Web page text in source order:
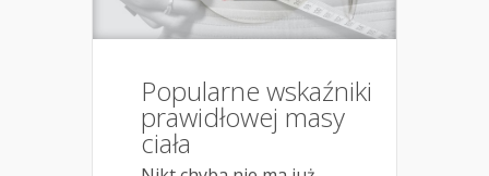
Popularne wskaźniki
prawidłowej masy
ciała